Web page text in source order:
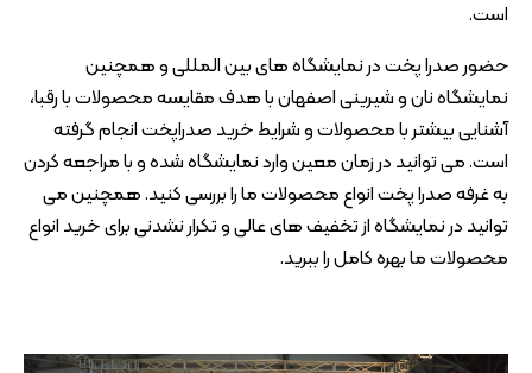
است.
حضور صدرا پخت در نمایشگاه های بین المللی و همچنین
نمایشگاه نان و شیرینی اصفهان با هدف مقایسه محصولات با رقبا،
آشنایی بیشتر با محصولات و شرایط خرید صدراپخت انجام گرفته
است. می توانید در زمان معین وارد نمایشگاه شده و با مراجعه کردن
به غرفه صدرا پخت انواع محصولات ما را بررسی کنید. همچنین می
توانید در نمایشگاه از تخفیف های عالی و تکرار نشدنی برای خرید انواع
محصولات ما بهره کامل را ببرید.